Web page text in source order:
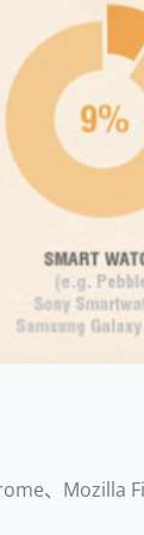
、Mozilla